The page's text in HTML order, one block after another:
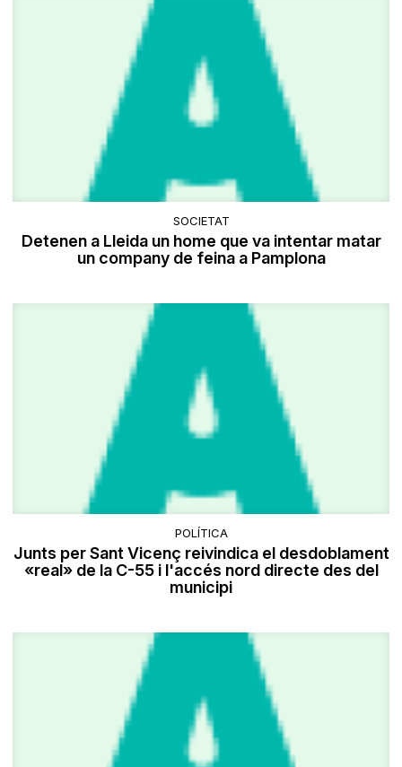
SOCIETAT
Detenen a Lleida un home que va intentar matar
un company de feina a Pamplona
POLÍTICA
Junts per Sant Vicenç reivindica el desdoblament
«real» de la C-55 i l'accés nord directe des del
municipi